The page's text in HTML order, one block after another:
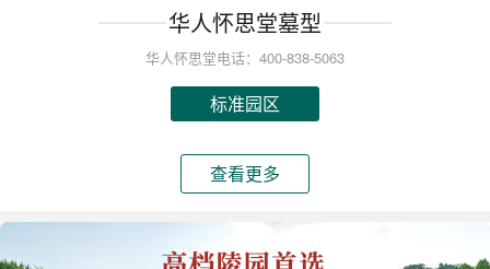
华人怀思堂墓型
华人怀思堂电话：400-838-5063
标准园区
查看更多